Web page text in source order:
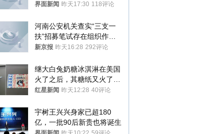
界面新闻 昨天17:30 118评论
河南公安机关查实“三支一
扶”招募笔试存在组织作弊
犯罪行为
新京报 昨天16:28 292评论
继大白兔奶糖冰淇淋在美国
火了之后，其糖纸又火了！
海外博主盛赞：平面设计经
红星新闻 昨天12:28 40评论
宇树王兴兴身家已超180
亿，一批90后新贵也将诞生